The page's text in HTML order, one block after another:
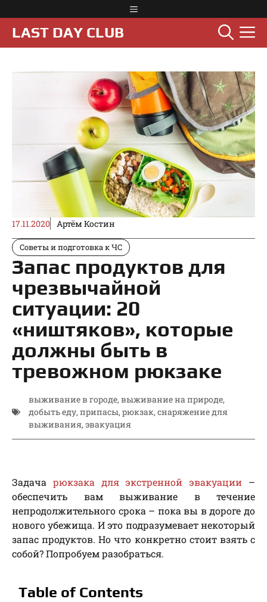
к
содержимому
Меню
LAST DAY CLUB
17.11.2020 Артём Костин
Советы и подготовка к ЧС
Запас продуктов для
чрезвычайной
ситуации: 20
«ништяков», которые
должны быть в
тревожном рюкзаке
выживание в городе, выживание на природе,
добыть еду, припасы, рюкзак, снаряжение для
выживания, эвакуация
Задача рюкзака для экстренной эвакуации –
обеспечить вам выживание в течение
непродолжительного срока – пока вы в дороге до
нового убежища. И это подразумевает некоторый
запас продуктов. Но что конкретно стоит взять с
собой? Попробуем разобраться.
Table of Contents